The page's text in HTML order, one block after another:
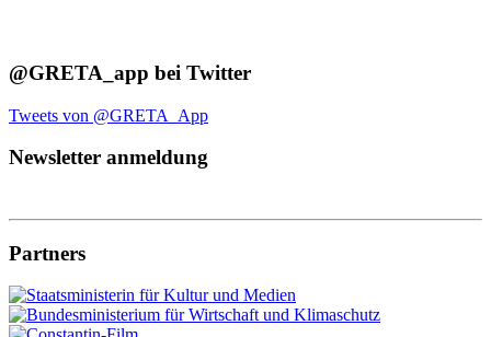
@GRETA_app bei Twitter
Tweets von @GRETA_App
Newsletter anmeldung
Partners